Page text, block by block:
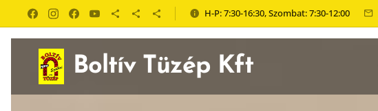
H-P: 7:30-16:30, Szombat: 7:30-12:00
Boltív Tüzép Kft